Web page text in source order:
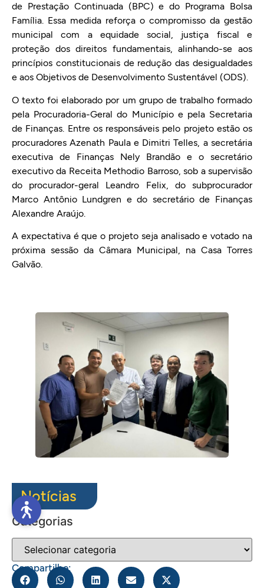
de Prestação Continuada (BPC) e do Programa Bolsa
Família. Essa medida reforça o compromisso da gestão
municipal com a equidade social, justiça fiscal e
proteção dos direitos fundamentais, alinhando-se aos
princípios constitucionais de redução das desigualdades
e aos Objetivos de Desenvolvimento Sustentável (ODS).
O texto foi elaborado por um grupo de trabalho formado
pela Procuradoria-Geral do Município e pela Secretaria
de Finanças. Entre os responsáveis pelo projeto estão os
procuradores Azenath Paula e Dimitri Telles, a secretária
executiva de Finanças Nely Brandão e o secretário
executivo da Receita Methodio Barroso, sob a supervisão
do procurador-geral Leandro Felix, do subprocurador
Marco Antônio Lundgren e do secretário de Finanças
Alexandre Araújo.
A expectativa é que o projeto seja analisado e votado na
próxima sessão da Câmara Municipal, na Casa Torres
Galvão.
Notícias
Categorias
Compartilhe: